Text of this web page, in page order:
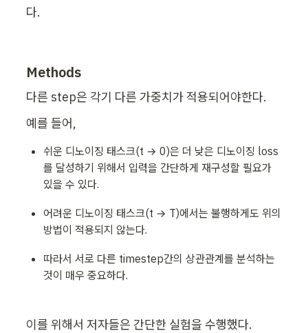
다.
Methods
다른 step은 각기 다른 가중치가 적용되어야한다.
예를 들어,
쉬운 디노이징 태스크(t → 0)은 더 낮은 디노이징 loss
를 달성하기 위해서 입력을 간단하게 재구성할 필요가
있을 수 있다.
어려운 디노이징 태스크(t → T)에서는 불행하게도 위의
방법이 적용되지 않는다.
따라서 서로 다른 timestep간의 상관관계를 분석하는
것이 매우 중요하다.
이를 위해서 저자들은 간단한 실험을 수행했다.